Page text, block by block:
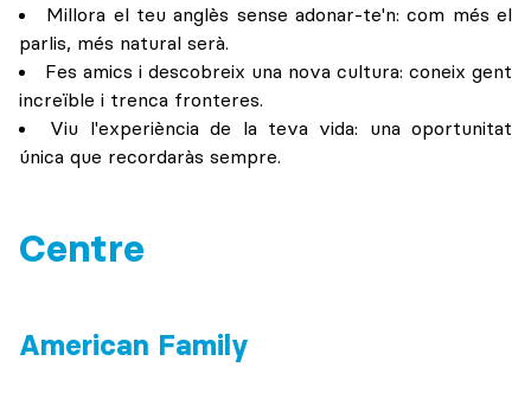
Millora el teu anglès sense adonar-te'n: com més el
parlis, més natural serà.
Fes amics i descobreix una nova cultura: coneix gent
increïble i trenca fronteres.
Viu l'experiència de la teva vida: una oportunitat
única que recordaràs sempre.
Centre
American Family